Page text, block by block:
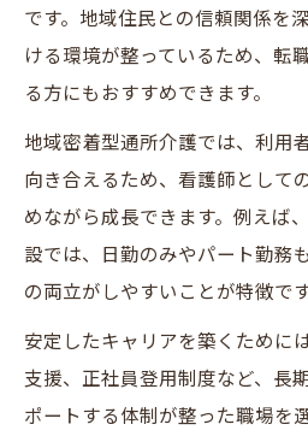
です。地域住民との信頼関係を
ける環境が整っているため、転
る方にもおすすめできます。
地域密着型通所介護では、利用
向き合えるため、看護師として
めながら成長できます。例えば
設では、日勤のみやパート勤務
の両立がしやすいことが特徴です
安定したキャリアを築くために
支援、正社員登用制度など、長
ポートする体制が整った職場を